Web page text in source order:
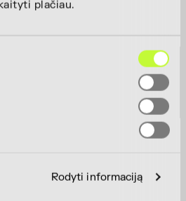
plačiau.
Rodyti informaciją